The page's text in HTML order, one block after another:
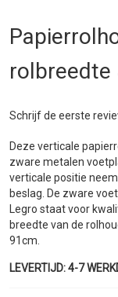
het
van
de
gallerij
rolbreedte
Schrijf de eerste
Deze verticale
zware metalen
verticale positie
beslag. De zware
Legro staat voor
breedte van de
91cm.
LEVERTIJD: 4-7